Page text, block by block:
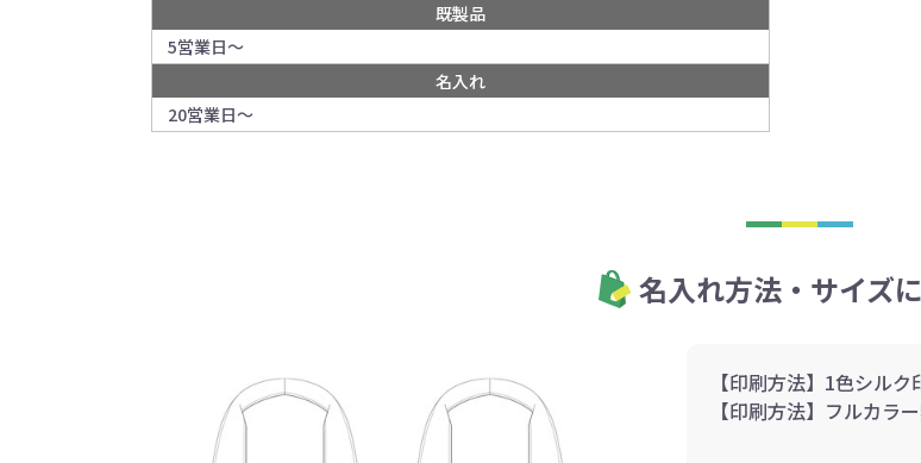
既製品
5営業日～
名入れ
20営業日～
名入れ方法・サイズ
【印刷方法】1色シル
【印刷方法】フルカ